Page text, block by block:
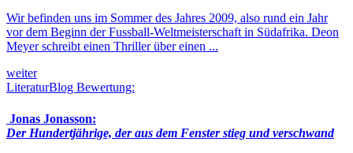
Wir befinden uns im Sommer des Jahres 2009, also rund ein Jahr
vor dem Beginn der Fussball-Weltmeisterschaft in Südafrika. Deon
Meyer schreibt einen Thriller über einen ...
weiter
LiteraturBlog Bewertung:
Jonas Jonasson:
Der Hundertjährige, der aus dem Fenster stieg und verschwand